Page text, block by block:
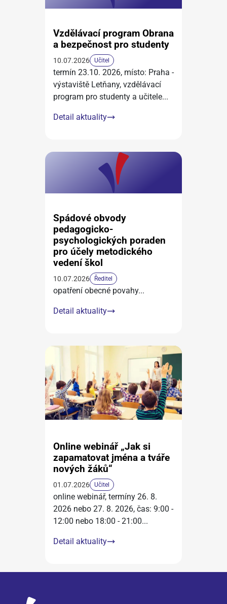
Vzdělávací program Obrana
a bezpečnost pro studenty
10.07.2026 Učitel
termín 23.10. 2026, místo: Praha -
výstaviště Letňany, vzdělávací
program pro studenty a učitele...
Detail aktuality
Spádové obvody
pedagogicko-
psychologických poraden
pro účely metodického
vedení škol
10.07.2026 Ředitel
opatření obecné povahy...
Detail aktuality
Online webinář „Jak si
zapamatovat jména a tváře
nových žáků“
01.07.2026 Učitel
online webinář, termíny 26. 8.
2026 nebo 27. 8. 2026, čas: 9:00 -
12:00 nebo 18:00 - 21:00...
Detail aktuality